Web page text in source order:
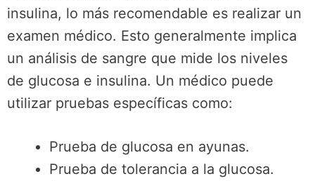
insulina, lo más recomendable es realizar un
examen médico. Esto generalmente implica
un análisis de sangre que mide los niveles
de glucosa e insulina. Un médico puede
utilizar pruebas específicas como:
Prueba de glucosa en ayunas.
Prueba de tolerancia a la glucosa.